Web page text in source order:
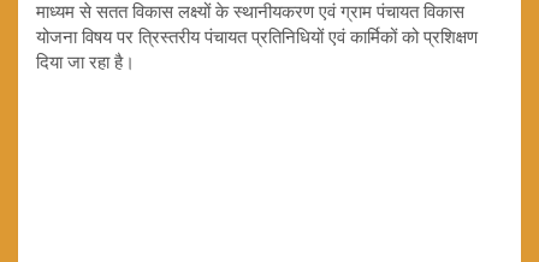
माध्‍यम से सतत व‍िकास लक्ष्‍यों के स्‍थानीयकरण एवं ग्राम पंचायत व‍िकास
योजना व‍िषय पर त्र‍िस्‍तरीय पंचायत प्रत‍िन‍िध‍ियों एवं कार्म‍िकों को प्रशि‍क्षण
द‍िया जा रहा है।